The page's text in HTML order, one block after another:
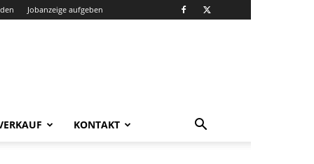
Jobanzeige aufgeben
KONTAKT